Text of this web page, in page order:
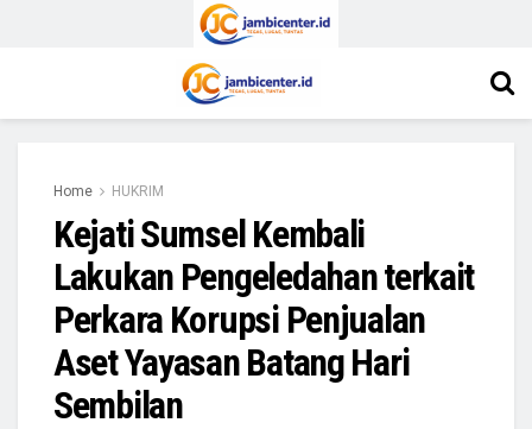
Home HUKRIM
Kejati Sumsel Kembali
Lakukan Pengeledahan terkait
Perkara Korupsi Penjualan
Aset Yayasan Batang Hari
Sembilan